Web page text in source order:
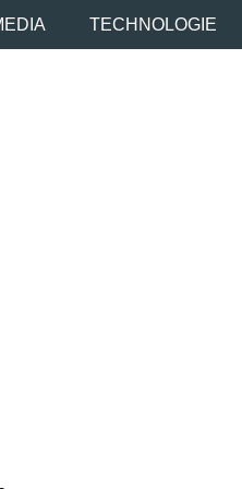
TECHNOLOGIE